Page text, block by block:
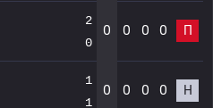
2
0
0 0 0 0 П
1
1
0 0 0 0 Н